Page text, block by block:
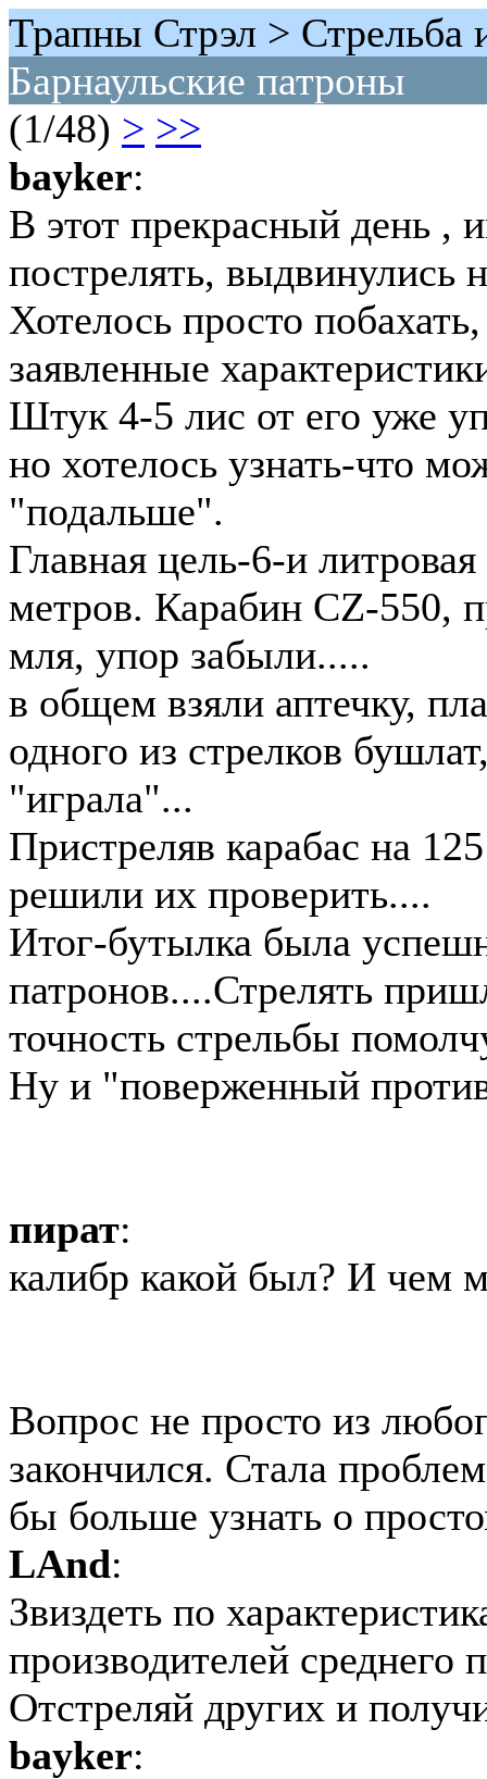
Трапны Стрэл > Стрельба
Барнаульские патроны
(1/48) > >>
bayker:
В этот прекрасный день ,
пострелять, выдвинулись
Хотелось просто
заявленные
Штук 4-5 лис от его уже
но хотелось узнать-что
"подальше".
Главная цель-6-и
метров. Карабин CZ-550,
мля, упор забыли.....
в общем взяли аптечку,
одного из стрелков
"играла"...
Пристреляв карабас на
решили их проверить....
Итог-бутылка была
патронов....Стрелять
точность стрельбы
Ну и "поверженный
пират:
калибр какой был? И чем
Вопрос не просто из
закончился. Стала
бы больше узнать о
LAnd:
Звиздеть по
производителей среднего
Отстреляй других и
bayker: